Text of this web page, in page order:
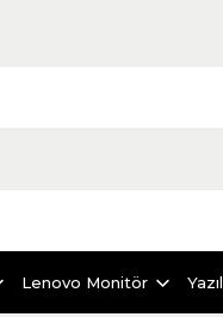
Lenovo Monitör